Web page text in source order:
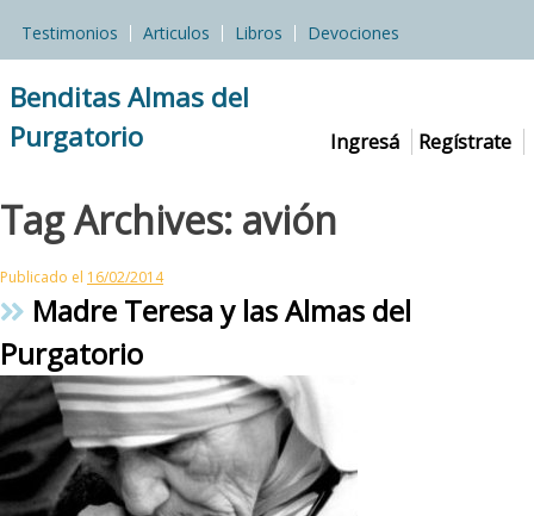
Testimonios Articulos Libros Devociones
Benditas Almas del
Purgatorio
Ingresá Regístrate
Tag Archives: avión
Publicado el 16/02/2014
Madre Teresa y las Almas del
Purgatorio